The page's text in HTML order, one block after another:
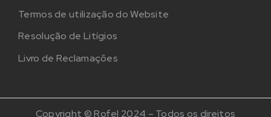
Termos de utilização do Website
Resolução de Litígios
Livro de Reclamações
Copyright © Rofel 2024 – Todos os direitos